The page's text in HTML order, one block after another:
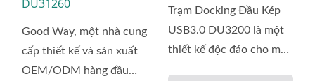
DU31260
Good Way, một nhà cung
cấp thiết kế và sản xuất
OEM/ODM hàng đầu
Trạm Docking Đầu Kép
USB3.0 DU3200 là một
thiết kế độc đáo cho một